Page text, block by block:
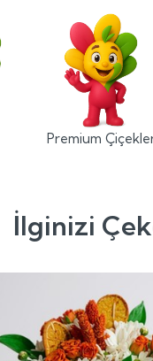
Premium
İlginizi